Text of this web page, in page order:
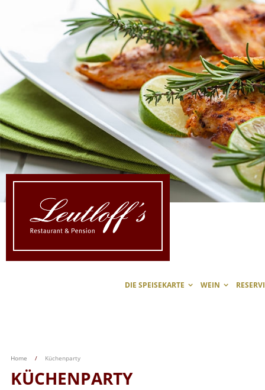
DIE SPEISEKARTE WEIN
KÜCHENPARTY
Home / Küchenparty